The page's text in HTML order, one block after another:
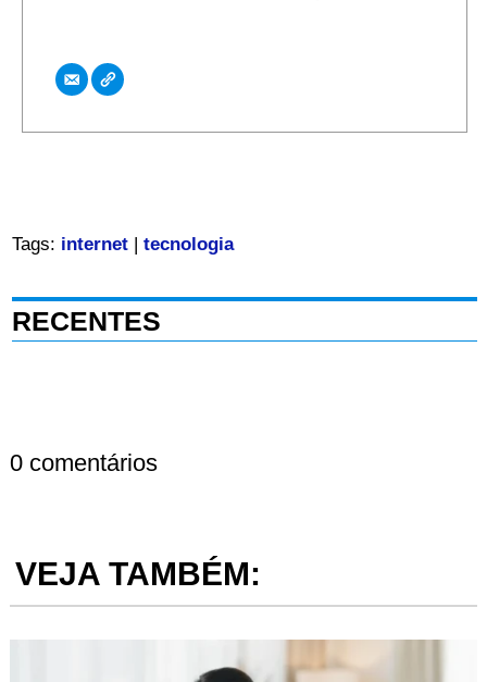
Tags: internet| tecnologia
RECENTES
0 comentários
VEJA TAMBÉM: